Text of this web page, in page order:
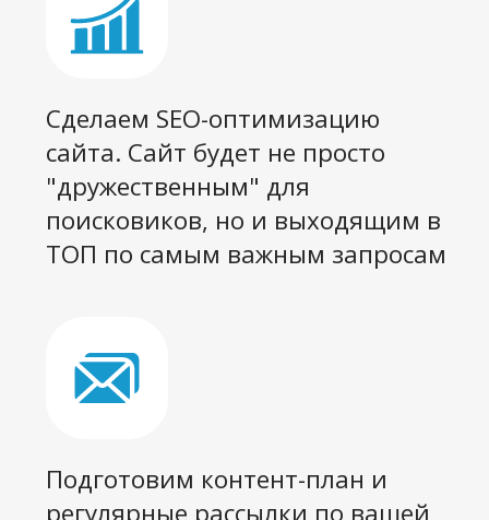
Ускорим загрузку вашего сайта.
Возьмем сайт на техподдержку,
формами обратной связи и т.д.
Вконтакте, внедрим
мессенджер-маркетинг и
директ-маркетинг в воронку
продаж